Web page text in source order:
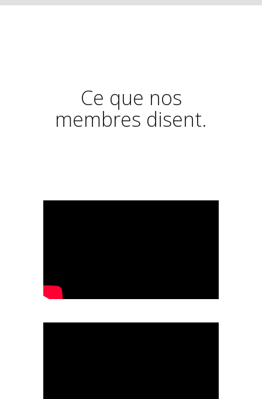
Ce que nos
membres disent.